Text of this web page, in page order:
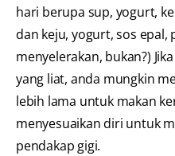
hari berupa sup, yogurt,
dan keju, yogurt, sos epal,
menyelerakan, bukan?)
yang liat, anda mungkin
lebih lama untuk makan
menyesuaikan diri untuk
pendakap gigi.